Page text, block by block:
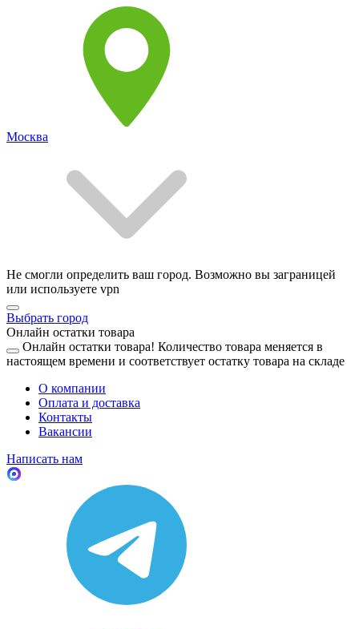
Москва
Не смогли определить ваш город. Возможно вы заграницей
или используете vpn
Выбрать город
Онлайн остатки товара
Онлайн остатки товара! Количество товара меняется в
настоящем времени и соответствует остатку товара на складе
О компании
Оплата и доставка
Контакты
Вакансии
Написать нам